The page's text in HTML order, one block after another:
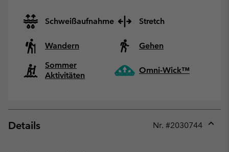
Schweißaufnahme Stretch
Wandern
Gehen
Sommer
Aktivitäten
Omni-Wick™
Details Nr. #2030744